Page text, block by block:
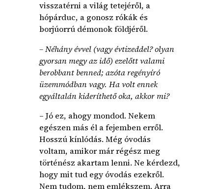
visszatérni a világ tetejéről, a
hópárduc, a gonosz rókák és
borjúorrú démonok földjéről.
– Néhány évvel (vagy évtizeddel? olyan
gyorsan megy az idő) ezelőtt valami
berobbant benned; azóta regényíró
üzemmódban vagy. Ha volt ennek
egyáltalán kideríthető oka, akkor mi?
– Jó ez, ahogy mondod. Nekem
egészen más él a fejemben erről.
Hosszú kínlódás. Még óvodás
voltam, amikor már régész meg
történész akartam lenni. Ne kérdezd,
hogy mit tud egy óvodás ezekről.
Nem tudom, nem emlékszem. Arra